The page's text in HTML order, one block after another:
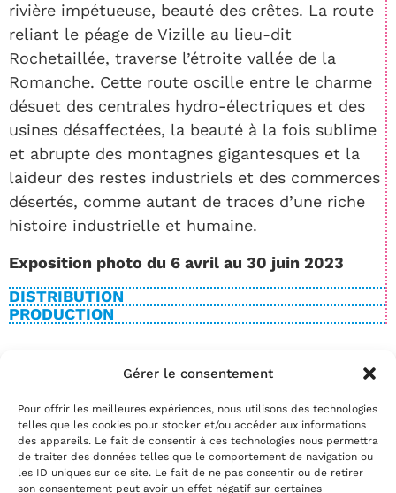
Gérer le consentement
Pour offrir les meilleures expériences, nous utilisons des technologies
telles que les cookies pour stocker et/ou accéder aux informations
des appareils. Le fait de consentir à ces technologies nous permettra
de traiter des données telles que le comportement de navigation ou
les ID uniques sur ce site. Le fait de ne pas consentir ou de retirer
son consentement peut avoir un effet négatif sur certaines
rivière impétueuse, beauté des crêtes. La route
reliant le péage de Vizille au lieu-dit
Rochetaillée, traverse l’étroite vallée de la
Romanche. Cette route oscille entre le charme
désuet des centrales hydro-électriques et des
usines désaffectées, la beauté à la fois sublime
et abrupte des montagnes gigantesques et la
laideur des restes industriels et des commerces
désertés, comme autant de traces d’une riche
histoire industrielle et humaine.
Exposition photo du 6 avril au 30 juin 2023
DISTRIBUTION
PRODUCTION
Date(s)
Réservez
par téléphone au02.35.29.22.81
par mailinfo@theatrelepassage.fr